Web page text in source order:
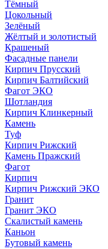
Тёмный
Цокольный
Зелёный
Жёлтый и золотистый
Крашеный
Фасадные панели
Кирпич Прусский
Кирпич Балтийский
Фагот ЭКО
Шотландия
Кирпич Клинкерный
Камень
Туф
Кирпич Рижский
Камень Пражский
Фагот
Кирпич
Кирпич Рижский ЭКО
Гранит
Гранит ЭКО
Скалистый камень
Каньон
Бутовый камень